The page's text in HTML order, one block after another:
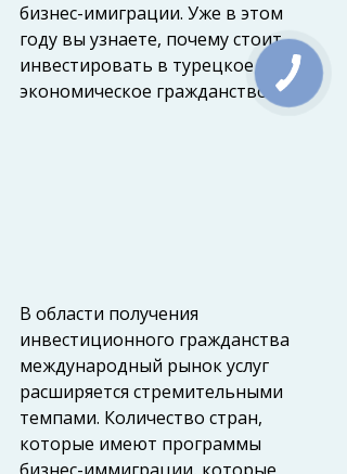
бизнес-имиграции. Уже в этом
году вы узнаете, почему стоит
инвестировать в турецкое
экономическое гражданство.
В области получения
инвестиционного гражданства
международный рынок услуг
расширяется стремительными
темпами. Количество стран,
которые имеют программы
бизнес-иммиграции, которые